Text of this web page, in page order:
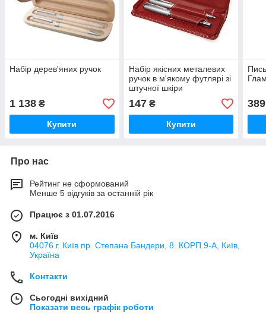
Набір дерев'яних ручок
1 138 ₴
Купити
Набір якісних металевих
ручок в м'якому футлярі зі
штучної шкіри
147₴
Купити
389
Про нас
Рейтинг не сформований
Менше 5 відгуків за останній рік
Працює з 01.07.2016
м. Київ
04076 г. Київ пр. Степана Бандери, 8. КОРП.9-А, Київ,
Україна
Контакти
Сьогодні вихідний
Показати весь графік роботи